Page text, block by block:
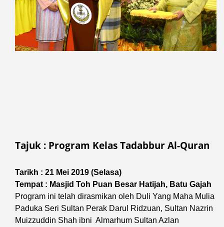
Tajuk : Program Kelas Tadabbur Al-Quran
Tarikh : 21 Mei 2019 (Selasa)
Tempat : Masjid Toh Puan Besar Hatijah, Batu Gajah
Program ini telah dirasmikan oleh Duli Yang Maha Mulia
Paduka Seri Sultan Perak Darul Ridzuan, Sultan Nazrin
Muizzuddin Shah ibni Almarhum Sultan Azlan